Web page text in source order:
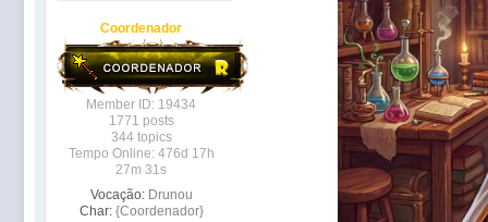
Coordenador
Member ID: 19434
1771 posts
344 topics
Tempo Online: 476d 17h
27m 31s
Vocação: Drunou
Char: {Coordenador}